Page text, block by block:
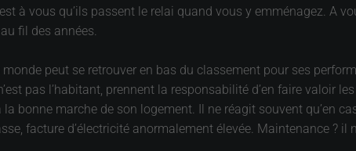
à vous qu’ils passent le relai quand vous y emménagez. A
fil des années.
peut se retrouver en bas du classement pour ses
pas l’habitant, prennent la responsabilité d’en faire valoir
bonne marche de son logement. Il ne réagit souvent qu’en
facture d’électricité anormalement élevée. Maintenance ? il